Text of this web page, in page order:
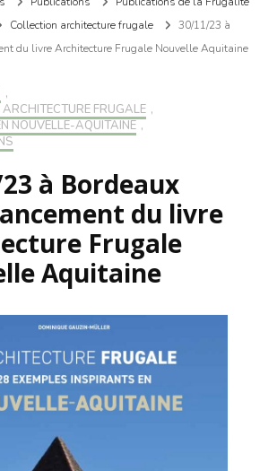
Collection architecture frugale
30/11/23 à
du livre Architecture Frugale Nouvelle Aquitaine
,
FRUGALE ,
NOUVELLE-AQUITAINE ,
à Bordeaux
du livre
Frugale
Aquitaine